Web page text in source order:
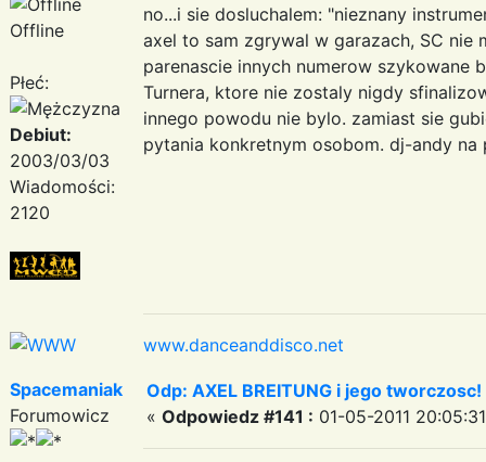
Offline
Płeć:
Debiut:
2003/03/03
Wiadomości:
2120
no...i sie dosluchalem: "nieznany
axel to sam zgrywal w garazach, SC nie
parenascie innych numerow szykowane
Turnera, ktore nie zostaly nigdy
innego powodu nie bylo. zamiast sie
pytania konkretnym osobom. dj-andy na
www.danceanddisco.net
Spacemaniak
Forumowicz
Odp: AXEL BREITUNG i jego
« Odpowiedz #141 : 01-05-2011